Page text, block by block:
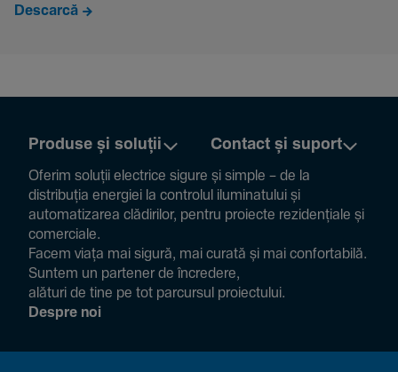
Descarcă
Produse și soluții Contact și suport
Oferim soluții electrice sigure și simple – de la
distribuția energiei la controlul ilumi­na­tului și
auto­ma­ti­zarea clădi­rilor, pentru proiecte rezi­den­țiale și
comer­ciale.
Facem viața mai sigură, mai curată și mai confor­ta­bilă.
Suntem un partener de încre­dere,
alături de tine pe tot parcursul proiec­tului.
Despre noi